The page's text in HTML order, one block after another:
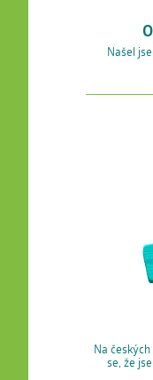
Našel
Na
se, že